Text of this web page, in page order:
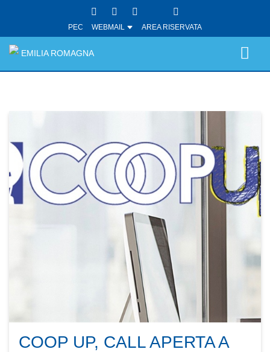
PEC WEBMAIL AREA RISERVATA
EMILIA ROMAGNA
COOP UP, CALL APERTA A